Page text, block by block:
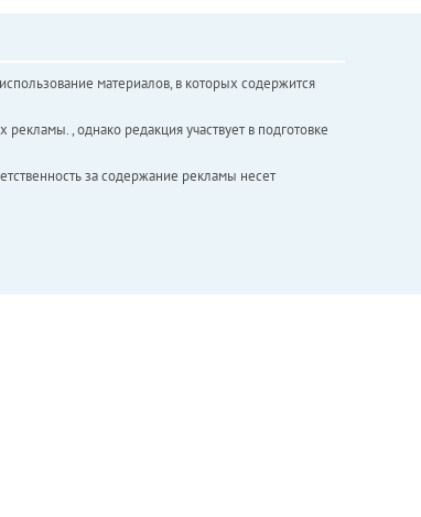
материалов, в которых содержится
, однако редакция участвует в подготовке
за содержание рекламы несет